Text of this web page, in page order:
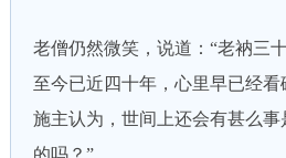
老僧仍然微笑，说道：“老衲三
至今已近四十年，心里早已经
施主认为，世间上还会有甚么
的吗？”